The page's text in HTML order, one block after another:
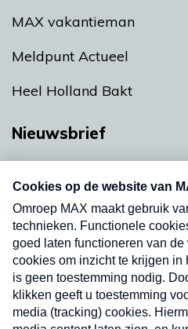
MAX vakantieman
Meldpunt Actueel
Heel Holland Bakt
Nieuwsbrief
nieuwsbrief. Elke vrijdag-
uw mailbox.